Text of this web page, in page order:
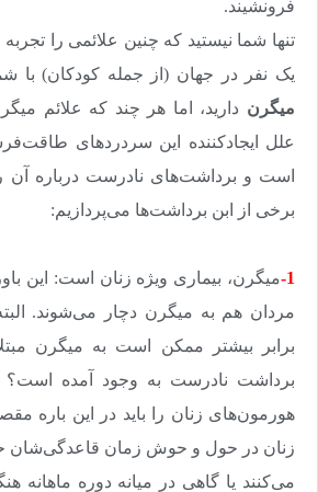
فرونشیند.
یک نفر در جهان (از جمله کودکان) با
میگرن دارید، اما هر چند که علائم
علل ایجادکننده این سردردهای
است و برداشت‌های نادرست درباره آن
برخی از ابن برداشت‌ها می‌پردازیم:
1- میگرن، بیماری ویژه زنان است: این
مردان هم به میگرن دچار می‌شوند.
برابر بیشتر ممکن است به میگرن
برداشت نادرست به وجود آمده است؟
هورمون‌های زنان را باید در این باره
زنان در حول و حوش زمان قاعدگی‌شان
می‌کنند یا گاهی در میانه دوره ماهانه